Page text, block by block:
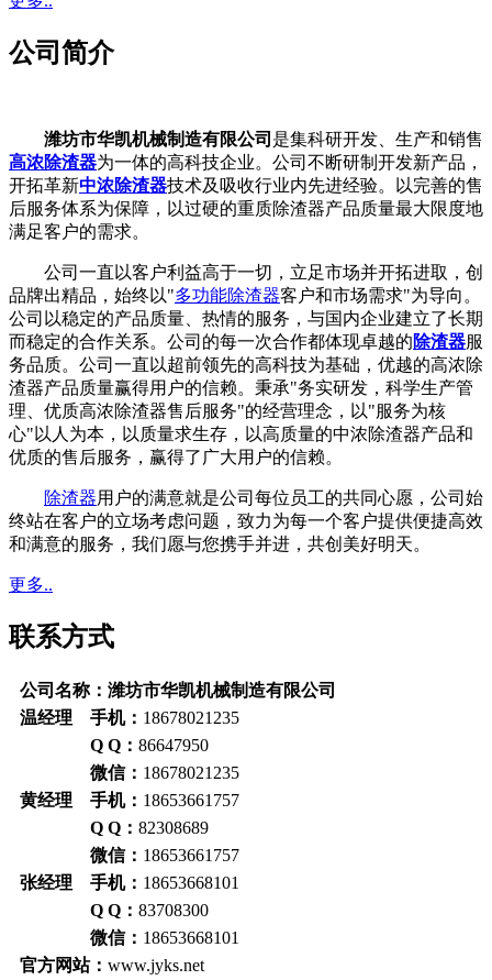
公司简介
潍坊市华凯机械制造有限公司 是集科研开发、生产和销售
高浓除渣器为一体的高科技企业。公司不断研制开发新产品，
开拓革新中浓除渣器技术及吸收行业内先进经验。以完善的售
后服务体系为保障，以过硬的重质除渣器产品质量最大限度地
满足客户的需求。
公司一直以客户利益高于一切，立足市场并开拓进取，创
品牌出精品，始终以"多功能除渣器客户和市场需求"为导向。
公司以稳定的产品质量、热情的服务，与国内企业建立了长期
而稳定的合作关系。公司的每一次合作都体现卓越的除渣器服
务品质。公司一直以超前领先的高科技为基础，优越的高浓除
渣器产品质量赢得用户的信赖。秉承"务实研发，科学生产管
理、优质高浓除渣器售后服务"的经营理念，以"服务为核
心"以人为本，以质量求生存，以高质量的中浓除渣器产品和
优质的售后服务，赢得了广大用户的信赖。
除渣器用户的满意就是公司每位员工的共同心愿，公司始
终站在客户的立场考虑问题，致力为每一个客户提供便捷高效
和满意的服务，我们愿与您携手并进，共创美好明天。
更多..
联系方式
公司名称：潍坊市华凯机械制造有限公司
温经理 手机： 18678021235
Q Q： 86647950
微信： 18678021235
黄经理 手机： 18653661757
Q Q： 82308689
微信： 18653661757
张经理 手机： 18653668101
Q Q： 83708300
微信： 18653668101
官方网站： www.jyks.net